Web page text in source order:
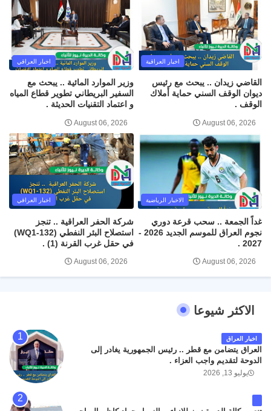
اخبار العراقية
القاضي زيدان .. يبحث مع رئيس
ديوان الوقف السني حماية أملاك
الوقف .
August 06, 2026
اخبار العراقي
وزير الموارد المائية .. يبحث مع
السفير البريطاني تطوير قطاع المياه
و اعتماد التقنيات الحديثة .
August 06, 2026
الاخبار الرياضية
غداً الجمعة .. سحب قرعة دوري
نجوم العراق للموسم الجديد 2026 -
2027 .
August 06, 2026
اخبار العراقي
شركة الحفر العراقية .. تنجز
استصلاح البئر النفطي (WQ1-132)
في حقل غرب القرنة (1) .
August 06, 2026
الاكثر شيوعا
اخبار العراق
العراق يتضامن مع قطر .. رئيس الجمهورية يغادر إلى
الدوحة لتقديم واجب العزاء .
يوليو 13, 2026